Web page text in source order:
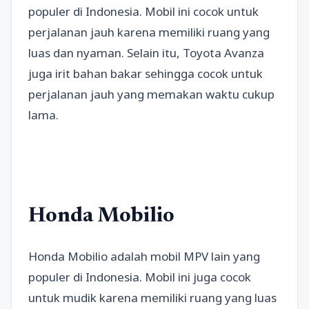
populer di Indonesia. Mobil ini cocok untuk
perjalanan jauh karena memiliki ruang yang
luas dan nyaman. Selain itu, Toyota Avanza
juga irit bahan bakar sehingga cocok untuk
perjalanan jauh yang memakan waktu cukup
lama.
Honda Mobilio
Honda Mobilio adalah mobil MPV lain yang
populer di Indonesia. Mobil ini juga cocok
untuk mudik karena memiliki ruang yang luas